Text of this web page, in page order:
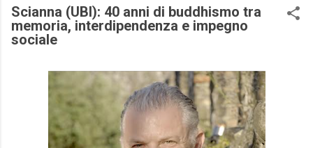
Scianna (UBI): 40 anni di buddhismo tra
memoria, interdipendenza e impegno
sociale